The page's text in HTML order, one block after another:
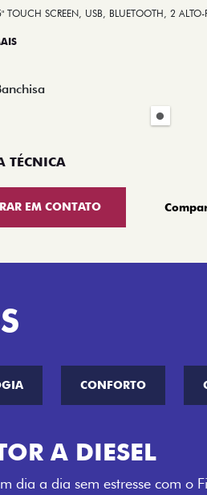
TOUCH SCREEN, USB, BLUETOOTH, 2 ALTO-
TÉCNICA
EM CONTATO
CONFORTO
A DIESEL
dia a dia sem estresse com o